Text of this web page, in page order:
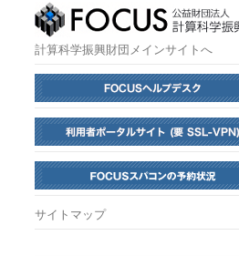
計算科学振興財団メインサイトへ
サイトマップ